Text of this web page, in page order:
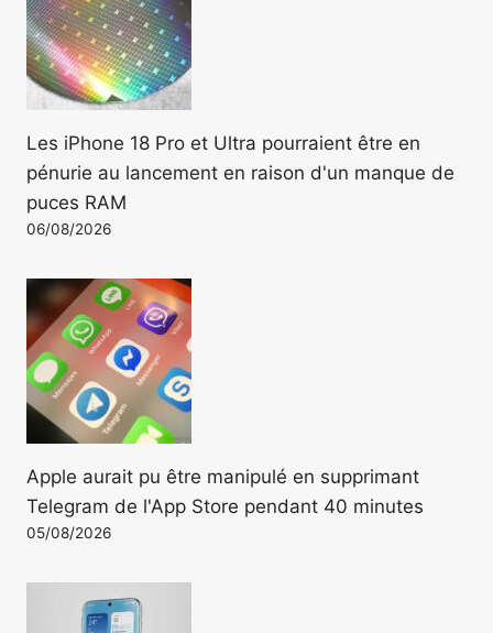
Les iPhone 18 Pro et Ultra pourraient être en
pénurie au lancement en raison d'un manque de
puces RAM
06/08/2026
Apple aurait pu être manipulé en supprimant
Telegram de l'App Store pendant 40 minutes
05/08/2026